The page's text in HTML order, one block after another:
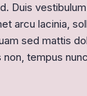
Duis
arcu lacinia,
sed mattis
tempus